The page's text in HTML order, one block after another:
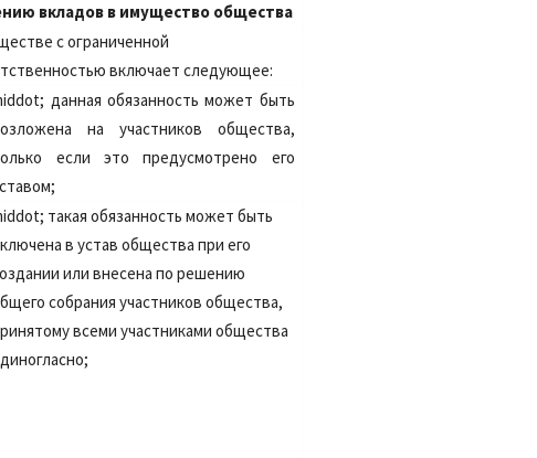
вкладов в имущество общества
с ограниченной
включает следующее:
данная обязанность может быть
на участников общества,
если это предусмотрено его
такая обязанность может быть
в устав общества при его
или внесена по решению
собрания участников общества,
всеми участниками общества